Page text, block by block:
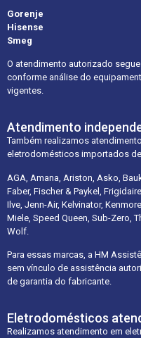
Gorenje
Hisense
Smeg
O atendimento autorizado
conforme análise do
vigentes.
Atendimento
Também realizamos
eletrodomésticos importados
AGA, Amana, Ariston, Asko,
Faber, Fischer & Paykel,
Ilve, Jenn-Air, Kelvinator,
Miele, Speed Queen, Sub-Zero,
Wolf.
Para essas marcas, a HM
sem vínculo de assistência
de garantia do fabricante.
Eletrodomésticos
Realizamos atendimento em